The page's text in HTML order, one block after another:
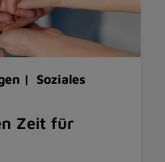
| Soziales
Zeit für